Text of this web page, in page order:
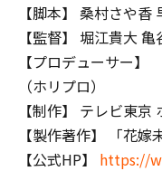
【脚本】 桑村さや香
【監督】 堀江貴大 亀
【プロデューサー
（ホリプロ）
【制作】 テレビ東京
【製作著作】 「花
【公式HP】 https://